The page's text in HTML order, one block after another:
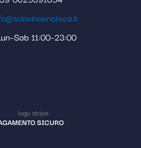
11:00–23:00
SICURO